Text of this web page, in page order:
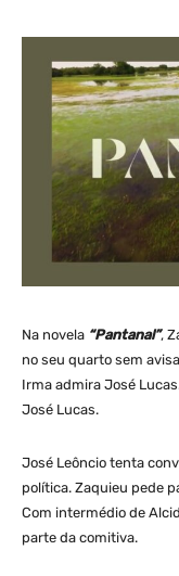
Na novela “Pantanal”,
no seu quarto sem
Irma admira José
José Lucas.
José Leôncio tenta
política. Zaquieu pede
Com intermédio de
parte da comitiva.